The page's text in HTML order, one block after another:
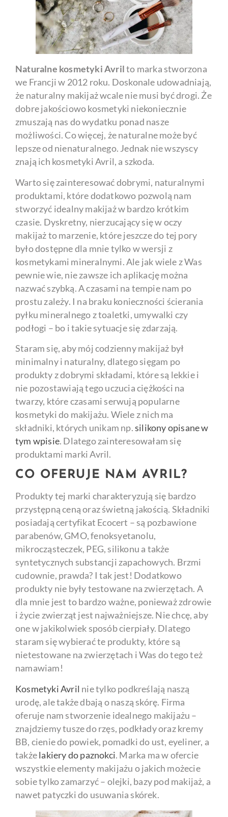
Naturalne kosmetyki Avrilto marka stworzona
we Francji w 2012 roku. Doskonale udowadniają,
że naturalny makijaż wcale nie musi być drogi. Że
dobre jakościowo kosmetyki niekoniecznie
zmuszają nas do wydatku ponad nasze
możliwości. Co więcej, że naturalne może być
lepsze od nienaturalnego. Jednak nie wszyscy
znają ich kosmetyki Avril, a szkoda.
Warto się zainteresować dobrymi, naturalnymi
produktami, które dodatkowo pozwolą nam
stworzyć idealny makijaż w bardzo krótkim
czasie. Dyskretny, nierzucający się w oczy
makijaż to marzenie, które jeszcze do tej pory
było dostępne dla mnie tylko w wersji z
kosmetykami mineralnymi. Ale jak wiele z Was
pewnie wie, nie zawsze ich aplikację można
nazwać szybką. A czasami na tempie nam po
prostu zależy. I na braku konieczności ścierania
pyłku mineralnego z toaletki, umywalki czy
podłogi – bo i takie sytuacje się zdarzają.
Staram się, aby mój codzienny makijaż był
minimalny i naturalny, dlatego sięgam po
produkty z dobrymi składami, które są lekkie i
nie pozostawiają tego uczucia ciężkości na
twarzy, które czasami serwują popularne
kosmetyki do makijażu. Wiele z nich ma
składniki, których unikam np.silikony opisane w
tym wpisie. Dlatego zainteresowałam się
produktami marki Avril.
CO OFERUJE NAM AVRIL?
Produkty tej marki charakteryzują się bardzo
przystępną ceną oraz świetną jakością. Składniki
posiadają certyfikat Ecocert – są pozbawione
parabenów, GMO, fenoksyetanolu,
mikrocząsteczek, PEG, silikonu a także
syntetycznych substancji zapachowych. Brzmi
cudownie, prawda? I tak jest! Dodatkowo
produkty nie były testowane na zwierzętach. A
dla mnie jest to bardzo ważne, ponieważ zdrowie
i życie zwierząt jest najważniejsze. Nie chcę, aby
one w jakikolwiek sposób cierpiały. Dlatego
staram się wybierać te produkty, które są
nietestowane na zwierzętach i Was do tego też
namawiam!
Kosmetyki Avril nie tylko podkreślają naszą
urodę, ale także dbają o naszą skórę. Firma
oferuje nam stworzenie idealnego makijażu –
znajdziemy tusze do rzęs, podkłady oraz kremy
BB, cienie do powiek, pomadki do ust, eyeliner, a
takżelakiery do paznokci. Marka ma w ofercie
wszystkie elementy makijażu o jakich możecie
sobie tylko zamarzyć – olejki, bazy pod makijaż, a
nawet patyczki do usuwania skórek.